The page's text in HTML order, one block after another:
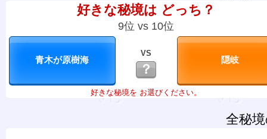
好きな秘境は どっち？
9位 vs 10位
VS
？
好きな秘境を お選びください。
全秘